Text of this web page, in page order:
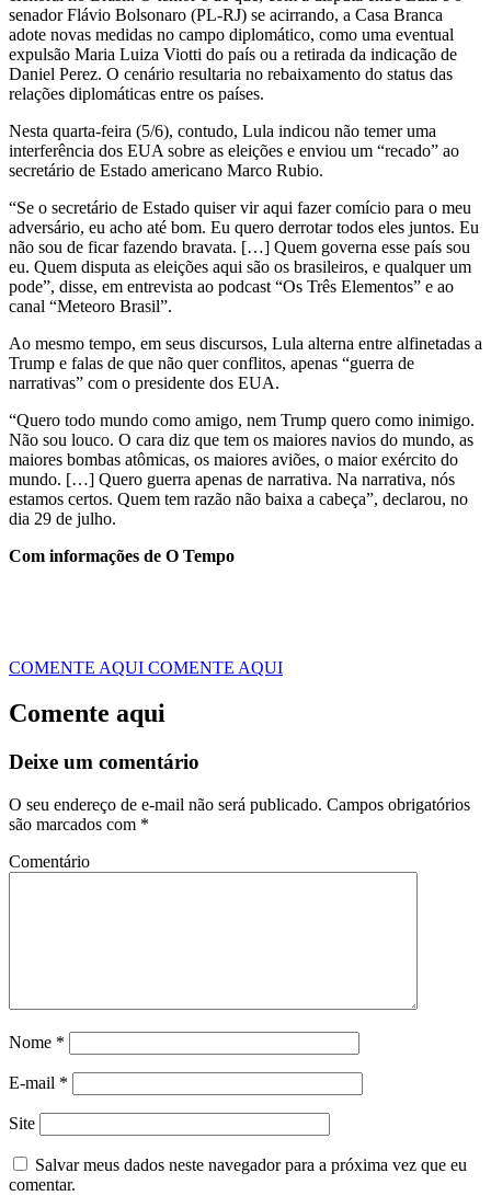
senador Flávio Bolsonaro (PL-RJ) se acirrando, a Casa Branca
adote novas medidas no campo diplomático, como uma eventual
expulsão Maria Luiza Viotti do país ou a retirada da indicação de
Daniel Perez. O cenário resultaria no rebaixamento do status das
relações diplomáticas entre os países.
Nesta quarta-feira (5/6), contudo, Lula indicou não temer uma
interferência dos EUA sobre as eleições e enviou um “recado” ao
secretário de Estado americano Marco Rubio.
“Se o secretário de Estado quiser vir aqui fazer comício para o meu
adversário, eu acho até bom. Eu quero derrotar todos eles juntos. Eu
não sou de ficar fazendo bravata. […] Quem governa esse país sou
eu. Quem disputa as eleições aqui são os brasileiros, e qualquer um
pode”, disse, em entrevista ao podcast “Os Três Elementos” e ao
canal “Meteoro Brasil”.
Ao mesmo tempo, em seus discursos, Lula alterna entre alfinetadas a
Trump e falas de que não quer conflitos, apenas “guerra de
narrativas” com o presidente dos EUA.
“Quero todo mundo como amigo, nem Trump quero como inimigo.
Não sou louco. O cara diz que tem os maiores navios do mundo, as
maiores bombas atômicas, os maiores aviões, o maior exército do
mundo. […] Quero guerra apenas de narrativa. Na narrativa, nós
estamos certos. Quem tem razão não baixa a cabeça”, declarou, no
dia 29 de julho.
Com informações de O Tempo
COMENTE AQUI COMENTE AQUI
Comente aqui
Deixe um comentário
O seu endereço de e-mail não será publicado. Campos obrigatórios
são marcados com *
Comentário
Nome *
E-mail *
Site
Salvar meus dados neste navegador para a próxima vez que eu
comentar.